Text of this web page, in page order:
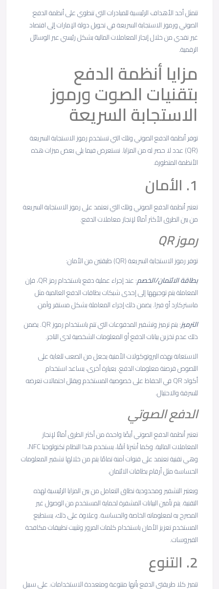
تتمثل أحد الأهداف الرئيسية للمبادرات التي تنطوي على أنظمة الدفع
الصوتي ورموز الاستجابة السريعة في تحويل دولة الإمارات إلى اقتصاد
غير نقدي من خلال إنجاز المعاملات المالية بشكل رئيسي عبر الوسائل
الرقمية.
مزايا أنظمة الدفع
بتقنيات الصوت ورموز
الاستجابة السريعة
توفر أنظمة الدفع الصوتي وتلك التي تستخدم رموز الاستجابة السريعة
(QR) عدد لا حصر له من المزايا. نستعرض فيما يلي بعض ميزات هذه
الأنظمة المتطورة.
1. الأمان
تعتبر أنظمة الدفع الصوتي وتلك التي تعتمد على رموز الاستجابة السريعة
من بين الطرق الأكثر أمانًا لإنجاز معاملات الدفع.
رموزQR
توفر رموز الاستجابة السريعة (QR) طبقتين من الأمان:
بطاقةالائتمان/الخصم
: عند إجراء عملية دفع باستخدام رمز QR، فإن
المعاملة يتم توجيهها إلى إحدى شبكات بطاقات الدفع العالمية مثل
ماستركارد أو فيزا. يضمن ذلك إجراء المعاملة بشكل مستقر وآمن.
الترميز
: يتم ترميز وتشفير المدفوعات التي تتم باستخدام رموز QR. يضمن
ذلك عدم تخزين بيانات الدفع أو المعلومات الشخصية لدى التاجر.
الاستعانة بهذه البروتوكولات الأمنية يجعل من الصعب للغاية على
اللصوص قرصنة معلومات الدفع. بعبارة أخرى، يساعد استخدام
أكواد QR في الحفاظ على خصوصية المستخدم ويقلل احتمالات تعرضه
للسرقة والاحتيال.
الدفعالصوتي
تعتبر أنظمة الدفع الصوتي أيضًا واحدة من أكثر الطرق أمانًا لإنجاز
المعاملات المالية. وكما أشرنا آنفًا، يستخدم هذا النظام تكنولوجيا NFC،
وهي تقنية تعتمد على قنوات آمنة تمامًا يتم من خلالها تشفير المعلومات
الحساسة مثل أرقام بطاقات الائتمان.
ويعتبر التشفير ومحدودية نطاق التعامل من بين المزايا الرئيسية لهذه
التقنية. يتم تأمين البيانات المشفرة لحماية المستخدم من الوصول غير
المصرح به لمعلوماته الخاصة والحساسة. وعلاوة على ذلك، يستطيع
المستخدم تعزيز الأمان باستخدام كلمات المرور وتثبيت تطبيقات مكافحة
الفيروسات.
2. التنوع
تتميز كلا طريقتي الدفع بأنها متنوعة ومتعددة الاستخدامات. على سبيل